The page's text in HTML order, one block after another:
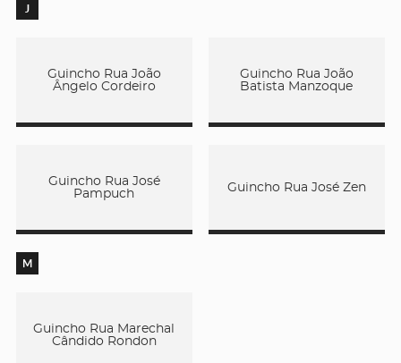
J
Guincho Rua João
Ângelo Cordeiro
Guincho Rua João
Batista Manzoque
Guincho Rua José
Pampuch
Guincho Rua José Zen
M
Guincho Rua Marechal
Cândido Rondon